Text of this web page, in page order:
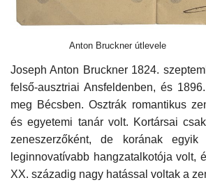
Anton Bruckner útlevele
Joseph Anton Bruckner 1824.
felső-ausztriai Ansfeldenben, és
meg Bécsben. Osztrák romantikus
és egyetemi tanár volt. Kortársai
zeneszerzőként, de korának egyik
leginnovatívabb hangzatalkotója volt,
XX. századig nagy hatással voltak a